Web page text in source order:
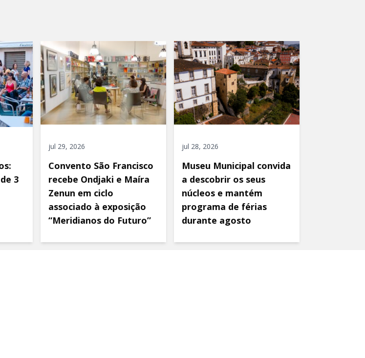
3
jul 29, 2026
Convento São Francisco
recebe Ondjaki e Maíra
Zenun em ciclo
associado à exposição
“Meridianos do Futuro”
jul 28, 2026
Museu Municipal convida
a descobrir os seus
núcleos e mantém
programa de férias
durante agosto